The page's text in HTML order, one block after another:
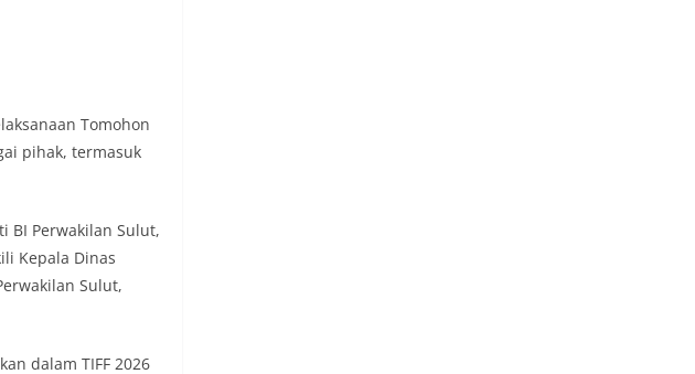
Tomohon
pihak, termasuk
BI Perwakilan Sulut,
Kepala Dinas
Sulut,
dalam TIFF 2026